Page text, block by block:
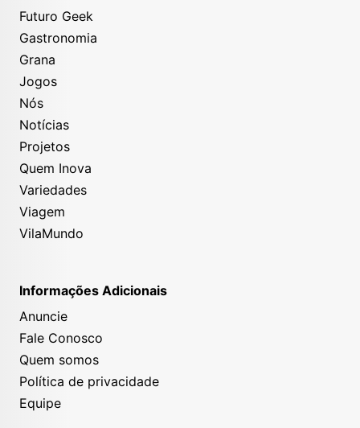
Futuro Geek
Gastronomia
Grana
Jogos
Nós
Notícias
Projetos
Quem Inova
Variedades
Viagem
VilaMundo
Informações Adicionais
Anuncie
Fale Conosco
Quem somos
Política de privacidade
Equipe